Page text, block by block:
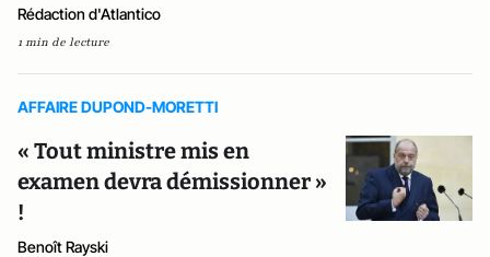
Rédaction d'Atlantico
1 min de lecture
AFFAIRE DUPOND-MORETTI
« Tout ministre mis en
examen devra démissionner »
!
Benoît Rayski